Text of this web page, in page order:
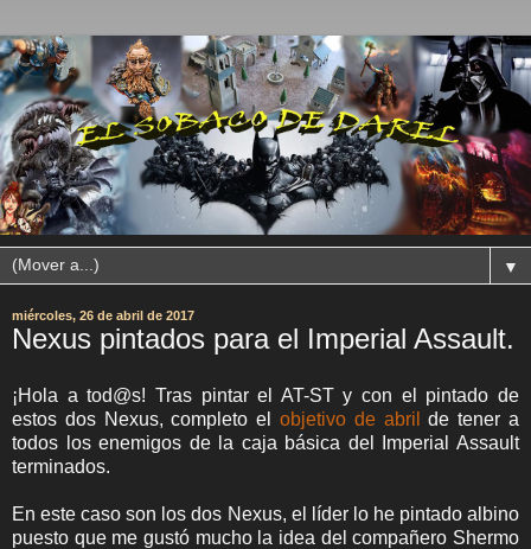
▼
miércoles, 26 de abril de 2017
Nexus pintados para el Imperial Assault.
¡Hola a tod@s! Tras pintar el AT-ST y con el pintado de
estos dos Nexus, completo el objetivo de abril
de tener a
todos los enemigos de la caja básica del Imperial Assault
terminados.
En este caso son los dos Nexus, el líder lo he pintado albino
puesto que me gustó mucho la idea del compañero Shermo